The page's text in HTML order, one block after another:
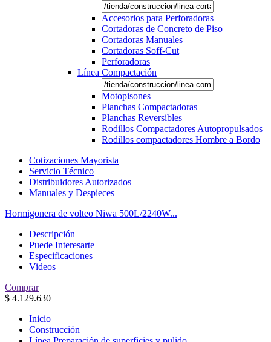
Accesorios para Perforadoras
Cortadoras de Concreto de Piso
Cortadoras Manuales
Cortadoras Soff-Cut
Perforadoras
Línea Compactación
Motopisones
Planchas Compactadoras
Planchas Reversibles
Rodillos Compactadores Autopropulsados
Rodillos compactadores Hombre a Bordo
Cotizaciones Mayorista
Servicio Técnico
Distribuidores Autorizados
Manuales y Despieces
Hormigonera de volteo Niwa 500L/2240W...
Descripción
Puede Interesarte
Especificaciones
Videos
Comprar
$ 4.129.630
Inicio
Construcción